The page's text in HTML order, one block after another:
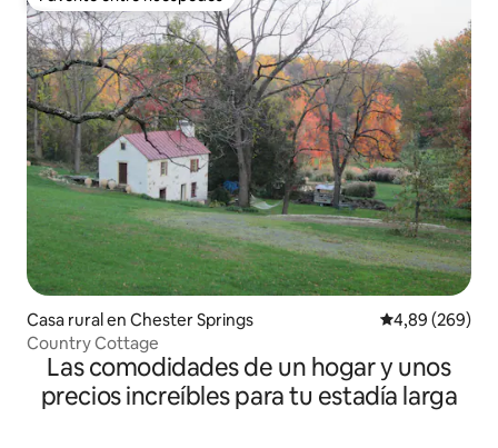
Favorito entre huéspedes
Casa rural en Chester Springs Calificación
4,89 (269)
Country Cottage
Las comodidades de un hogar y unos
precios increíbles para tu estadía larga